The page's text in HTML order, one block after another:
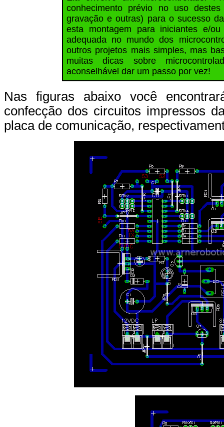
conhecimento prévio no uso
gravação e outras) para o sucesso
esta montagem para iniciantes e/
adequada no mundo dos
outros projetos mais simples, mas
muitas dicas sobre
aconselhável dar um passo por vez!
Nas figuras abaixo você
confecção dos circuitos impressos
placa de comunicação,